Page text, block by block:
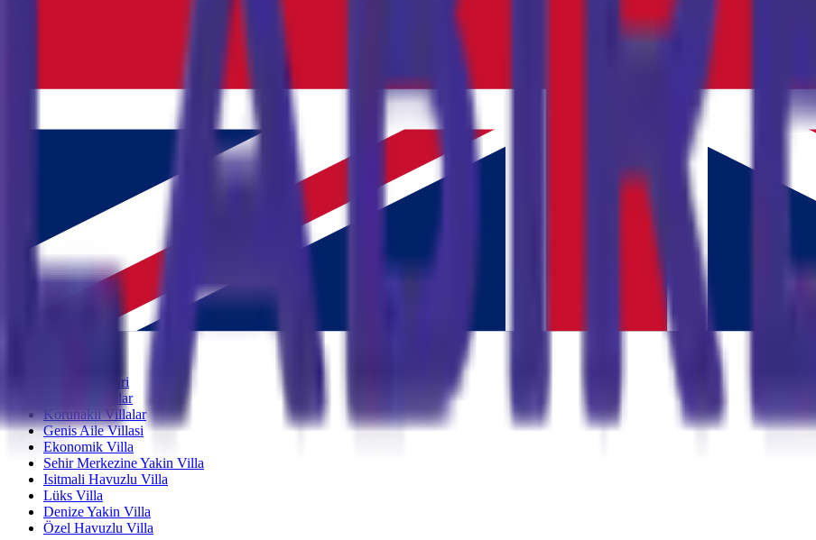
Rezervasyon
+90 252 616 66 48
Haftaiçi 09:00 - 18:00
Haftasonu 09:00 - 18:00
Balayi Villalari
Popüler Villalar
Korunakli Villalar
Genis Aile Villasi
Ekonomik Villa
Sehir Merkezine Yakin Villa
Isitmali Havuzlu Villa
Lüks Villa
Denize Yakin Villa
Özel Havuzlu Villa